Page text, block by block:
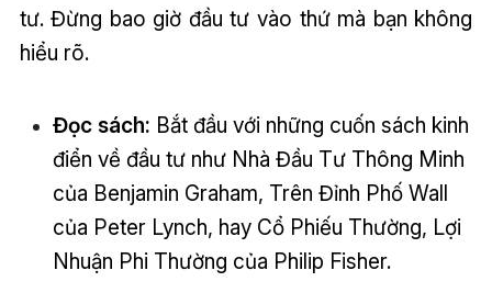
tư. Đừng bao giờ đầu tư vào thứ mà bạn không
hiểu rõ.
Đọc sách: Bắt đầu với những cuốn sách kinh
điển về đầu tư như Nhà Đầu Tư Thông Minh
của Benjamin Graham, Trên Đỉnh Phố Wall
của Peter Lynch, hay Cổ Phiếu Thường, Lợi
Nhuận Phi Thường của Philip Fisher.